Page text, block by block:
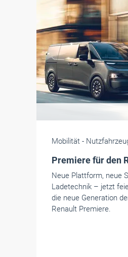
Mobilität -
Premiere für den
Neue Plattform, neue
Ladetechnik – jetzt
die neue Generation
Renault Premiere.